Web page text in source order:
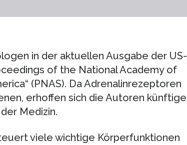
in der aktuellen Ausgabe der US-
of the National Academy of
(PNAS). Da Adrenalinrezeptoren
erhoffen sich die Autoren künftige
Medizin.
viele wichtige Körperfunktionen